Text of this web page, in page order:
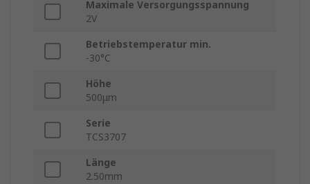
Maximale Versorgungsspannung
2V
Betriebstemperatur min.
-30°C
Höhe
500μm
Serie
TCS3707
Länge
2.50mm